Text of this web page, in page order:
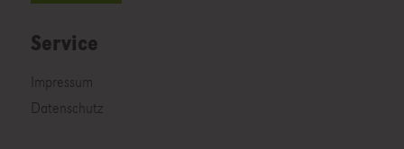
Service
Impressum
Datenschutz